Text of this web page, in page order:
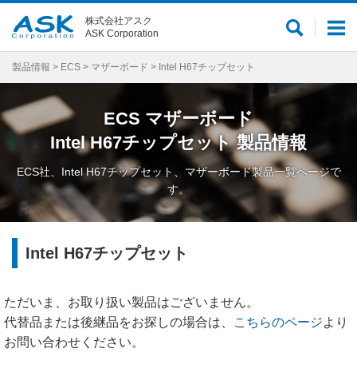
メ
ー
サ
内
検
索
株式会社アスク
ASK Corporation
製品情報 > ECS > マザーボード > Intel H67チップセット
ECS マザーボード
Intel H67チップセット 製品情報
ECS社、Intel H67チップセット、マザーボード製品一覧ページで
す。
Intel H67チップセット
ただいま、お取り扱い製品はございません。
代替品または後継品をお探しの場合は、
こちらのページより
お問い合わせください。